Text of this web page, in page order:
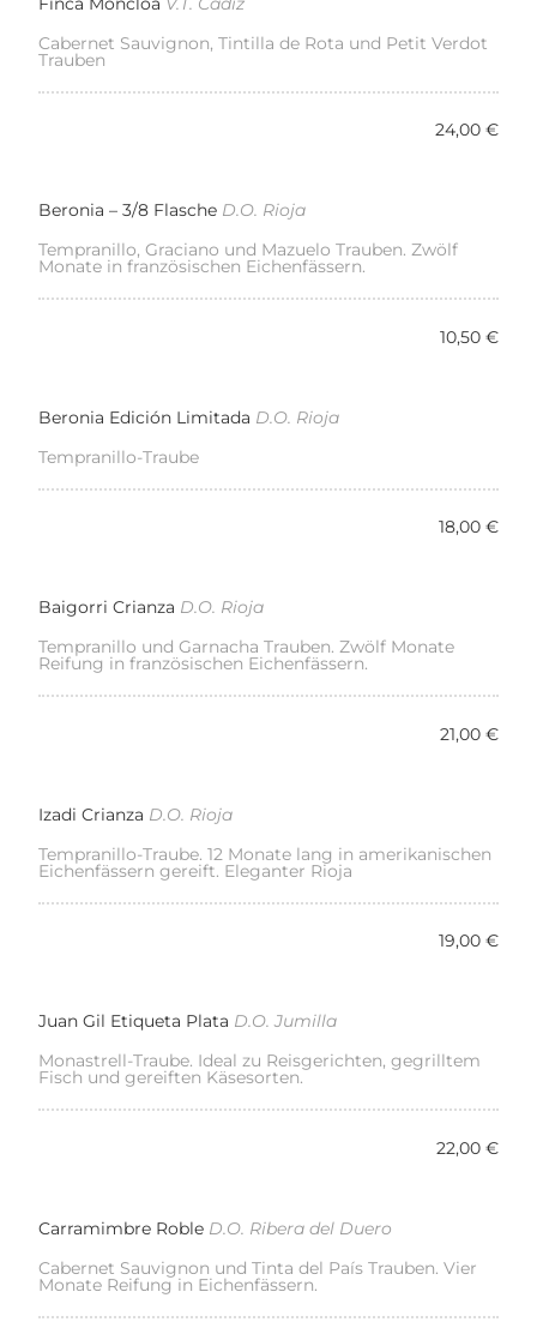
Cabernet Sauvignon, Tintilla de Rota und Petit Verdot
Trauben
24,00 €
Beronia – 3/8 Flasche D.O. Rioja
Tempranillo, Graciano und Mazuelo Trauben. Zwölf
Monate in französischen Eichenfässern.
10,50 €
Beronia Edición Limitada D.O. Rioja
Tempranillo-Traube
18,00 €
Baigorri Crianza D.O. Rioja
Tempranillo und Garnacha Trauben. Zwölf Monate
Reifung in französischen Eichenfässern.
21,00 €
Izadi Crianza D.O. Rioja
Tempranillo-Traube. 12 Monate lang in amerikanischen
Eichenfässern gereift. Eleganter Rioja
19,00 €
Juan Gil Etiqueta Plata D.O. Jumilla
Monastrell-Traube. Ideal zu Reisgerichten, gegrilltem
Fisch und gereiften Käsesorten.
22,00 €
Carramimbre Roble D.O. Ribera del Duero
Cabernet Sauvignon und Tinta del País Trauben. Vier
Monate Reifung in Eichenfässern.